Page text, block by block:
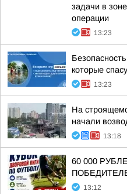
задачи в
операции
13:23
которые
13:23
На
начали
13:18
60 000
13:12